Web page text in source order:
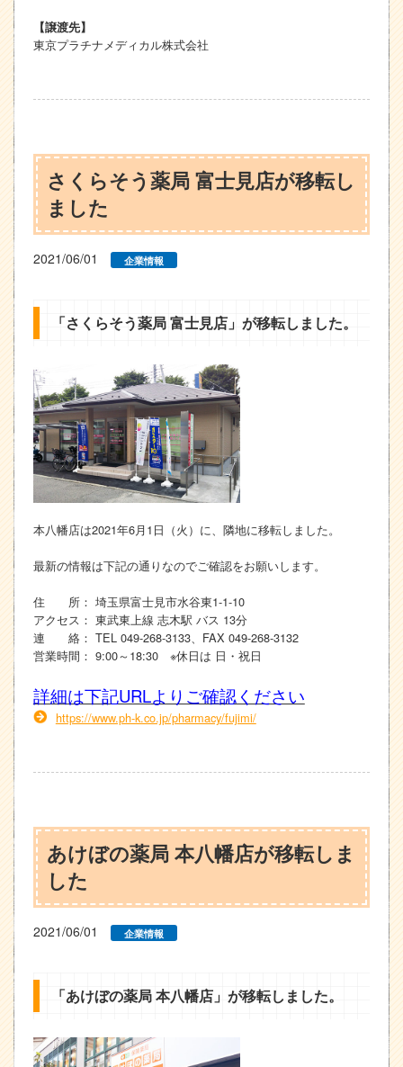
【譲渡先】
東京プラチナメディカル株式会社
さくらそう薬局 富士見店が移転し
ました
2021/06/01 企業情報
「さくらそう薬局 富士見店」が移転しました。
本八幡店は2021年6月1日（火）に、隣地に移転しました。
最新の情報は下記の通りなのでご確認をお願いします。
住 所： 埼玉県富士見市水谷東1-1-10
アクセス： 東武東上線 志木駅 バス 13分
連 絡： TEL 049-268-3133、FAX 049-268-3132
営業時間： 9:00～18:30 ※休日は 日・祝日
詳細は下記URLよりご確認ください
https://www.ph-k.co.jp/pharmacy/fujimi/
あけぼの薬局 本八幡店が移転しま
した
2021/06/01 企業情報
「あけぼの薬局 本八幡店」が移転しました。